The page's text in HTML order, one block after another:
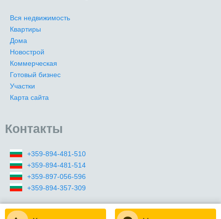
Вся недвижимость
Квартиры
Дома
Новострой
Коммерческая
Готовый бизнес
Участки
Карта сайта
Контакты
+359-894-481-510
+359-894-481-514
+359-897-056-596
+359-894-357-309